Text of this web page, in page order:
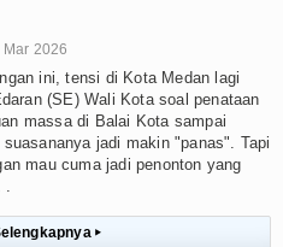
Mar 2026
ini, tensi di Kota Medan lagi
(SE) Wali Kota soal penataan
massa di Balai Kota sampai
jadi makin "panas". Tapi
mau cuma jadi penonton yang
.
▸